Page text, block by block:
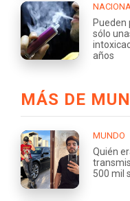
Pueden
sólo
años
MÁS DE
MUNDO
Quién
500 mil